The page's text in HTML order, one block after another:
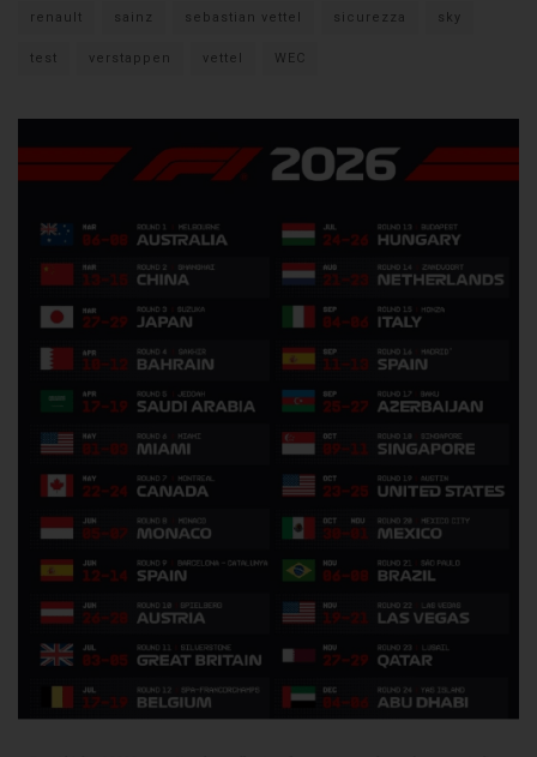
renault sainz sebastian vettel sicurezza sky
test verstappen vettel WEC